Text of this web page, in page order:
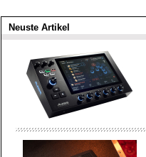
Neuste Artikel